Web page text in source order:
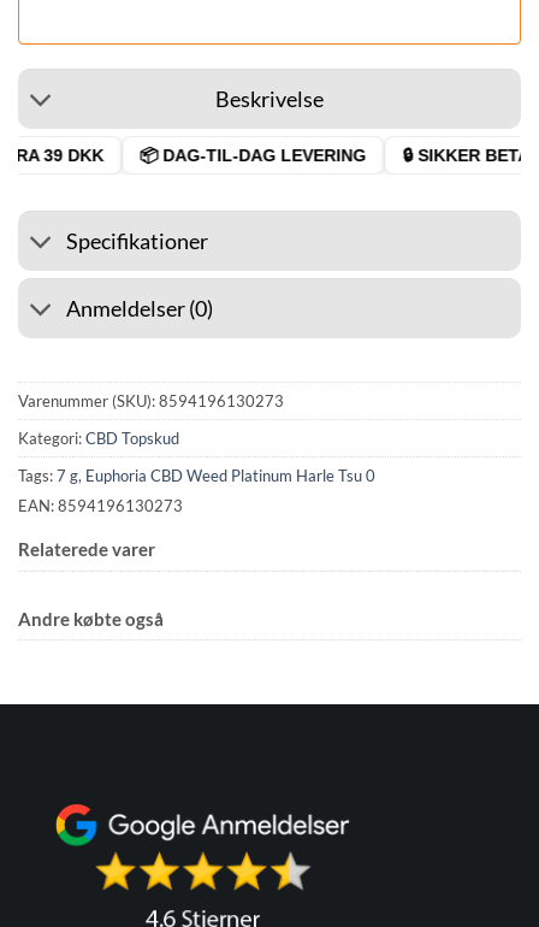
Beskrivelse
39 DKK 📦 DAG-TIL-DAG LEVERING 🔒 SIKKER
Specifikationer
Anmeldelser (0)
Varenummer (SKU):8594196130273
Kategori:CBD Topskud
Tags:7 g, Euphoria CBD Weed Platinum Harle Tsu 0
EAN: 8594196130273
Relaterede varer
Andre købte også